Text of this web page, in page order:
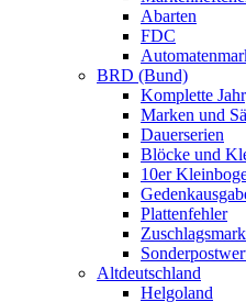
Abarten
FDC
BRD (Bund)
Komplette
Marken und
Dauerserien
Blöcke und
10er
Plattenfehler
Altdeutschland
Helgoland